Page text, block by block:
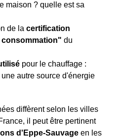
maison ? quelle est sa
de la certification
du
pour le chauffage :
autre source d'énergie
diffèrent selon les villes
il peut être pertinent
d'Eppe-Sauvage en les